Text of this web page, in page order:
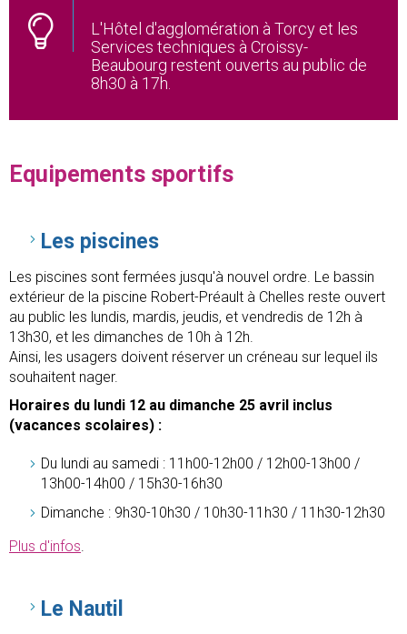
L'Hôtel d'agglomération à Torcy et les
Services techniques à Croissy-
Beaubourg restent ouverts au public de
8h30 à 17h.
Equipements sportifs
Les piscines
Les piscines sont fermées jusqu'à nouvel ordre. Le bassin
extérieur de la piscine Robert-Préault à Chelles reste ouvert
au public les lundis, mardis, jeudis, et vendredis de 12h à
13h30, et les dimanches de 10h à 12h.
Ainsi, les usagers doivent réserver un créneau sur lequel ils
souhaitent nager.
Horaires du lundi 12 au dimanche 25 avril inclus
(vacances scolaires) :
Du lundi au samedi : 11h00-12h00 / 12h00-13h00 /
13h00-14h00 / 15h30-16h30
Dimanche : 9h30-10h30 / 10h30-11h30 / 11h30-12h30
Plus d'infos
Le Nautil